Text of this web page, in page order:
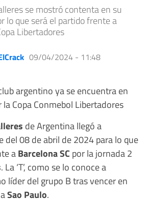
se mostró contenta en su
lo que será el partido frente a
Libertadores
09/04/2024 - 11:48
argentino ya se encuentra en
Copa Conmebol Libertadores
de Argentina llegó a
del 08 de abril de 2024 para lo que
aBarcelona SC por la jornada 2
. La ‘T’, como se lo conoce a
líder del grupo B tras vencer en
Sao Paulo.